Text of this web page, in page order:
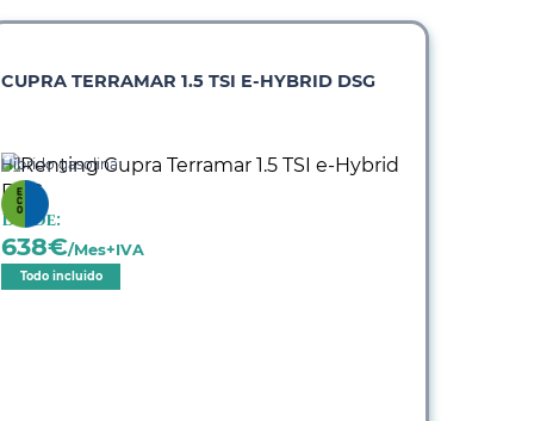
CUPRA TERRAMAR 1.5 TSI E-HYBRID DSG
Híbrido gasolina
Desde:
638€/Mes+IVA
Todo incluido